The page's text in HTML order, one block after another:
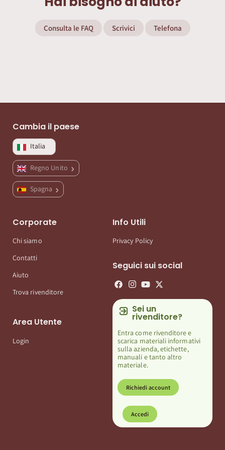
Consulta le FAQ Scrivici Telefona
Cambia il paese
Italia
Regno Unito
Spagna
Corporate
Chi siamo
Contatti
Aiuto
Trova rivenditore
Area Utente
Login
Info Utili
Privacy Policy
Seguici sui social
Sei un
rivenditore?
Entra come rivenditore e
scarica materiali informativi
sulla azienda, etichette,
manuali e tanto altro
materiale.
Richiedi account
Accedi